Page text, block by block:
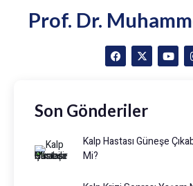
Prof. Dr.
Son Gönderiler
Kalp Hastası Güneşe
Mi?